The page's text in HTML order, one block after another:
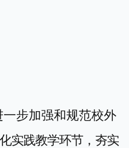
一步加强和规范校外
实践教学环节，夯实